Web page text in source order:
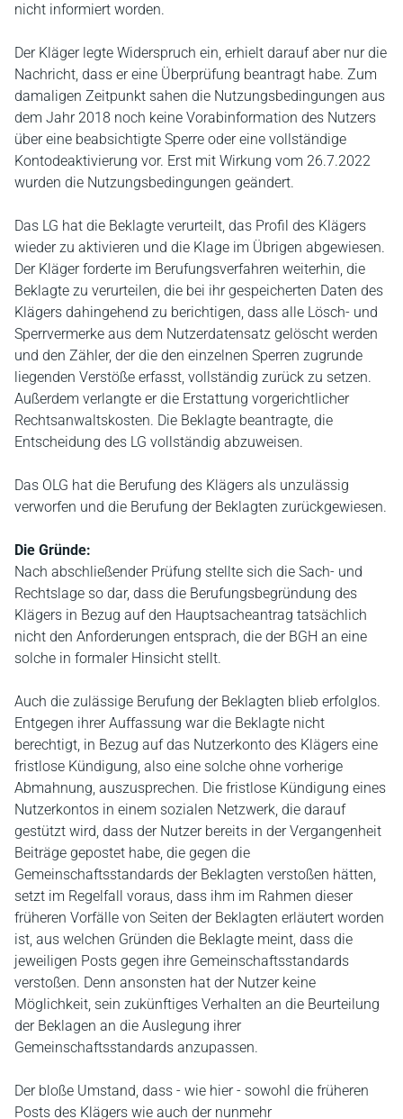
nicht informiert worden.
Der Kläger legte Widerspruch ein, erhielt darauf aber nur die
Nachricht, dass er eine Überprüfung beantragt habe. Zum
damaligen Zeitpunkt sahen die Nutzungsbedingungen aus
dem Jahr 2018 noch keine Vorabinformation des Nutzers
über eine beabsichtigte Sperre oder eine vollständige
Kontodeaktivierung vor. Erst mit Wirkung vom 26.7.2022
wurden die Nutzungsbedingungen geändert.
Das LG hat die Beklagte verurteilt, das Profil des Klägers
wieder zu aktivieren und die Klage im Übrigen abgewiesen.
Der Kläger forderte im Berufungsverfahren weiterhin, die
Beklagte zu verurteilen, die bei ihr gespeicherten Daten des
Klägers dahingehend zu berichtigen, dass alle Lösch- und
Sperrvermerke aus dem Nutzerdatensatz gelöscht werden
und den Zähler, der die den einzelnen Sperren zugrunde
liegenden Verstöße erfasst, vollständig zurück zu setzen.
Außerdem verlangte er die Erstattung vorgerichtlicher
Rechtsanwaltskosten. Die Beklagte beantragte, die
Entscheidung des LG vollständig abzuweisen.
Das OLG hat die Berufung des Klägers als unzulässig
verworfen und die Berufung der Beklagten zurückgewiesen.
Die Gründe:
Nach abschließender Prüfung stellte sich die Sach- und
Rechtslage so dar, dass die Berufungsbegründung des
Klägers in Bezug auf den Hauptsacheantrag tatsächlich
nicht den Anforderungen entsprach, die der BGH an eine
solche in formaler Hinsicht stellt.
Auch die zulässige Berufung der Beklagten blieb erfolglos.
Entgegen ihrer Auffassung war die Beklagte nicht
berechtigt, in Bezug auf das Nutzerkonto des Klägers eine
fristlose Kündigung, also eine solche ohne vorherige
Abmahnung, auszusprechen. Die fristlose Kündigung eines
Nutzerkontos in einem sozialen Netzwerk, die darauf
gestützt wird, dass der Nutzer bereits in der Vergangenheit
Beiträge gepostet habe, die gegen die
Gemeinschaftsstandards der Beklagten verstoßen hätten,
setzt im Regelfall voraus, dass ihm im Rahmen dieser
früheren Vorfälle von Seiten der Beklagten erläutert worden
ist, aus welchen Gründen die Beklagte meint, dass die
jeweiligen Posts gegen ihre Gemeinschaftsstandards
verstoßen. Denn ansonsten hat der Nutzer keine
Möglichkeit, sein zukünftiges Verhalten an die Beurteilung
der Beklagen an die Auslegung ihrer
Gemeinschaftsstandards anzupassen.
Der bloße Umstand, dass - wie hier - sowohl die früheren
Posts des Klägers wie auch der nunmehr